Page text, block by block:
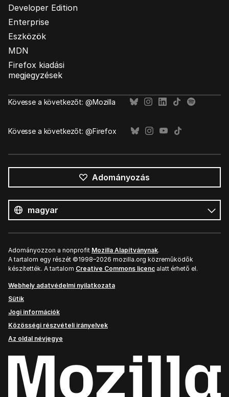
Developer Edition
Enterprise
Eszközök
MDN
Firefox kiadási
megjegyzések
Kövesse a következőt: @Mozilla
Kövesse a következőt: @Firefox
Adományozás
nyelv
Nyelv
Adományozzon a nonprofit Mozilla Alapítványnak.
A tartalom egy részét ©1998–2026 mozilla.org közreműködők
készítették. A tartalom Creative Commons licenc alatt érhető el.
Webhely adatvédelmi nyilatkozata
Sütik
Jogi információk
Közösségi részvételi irányelvek
Az oldal névjegye